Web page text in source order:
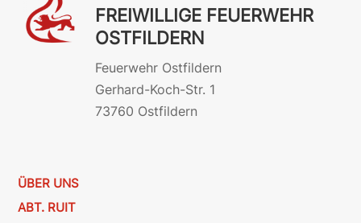
FREIWILLIGE FEUERWEHR
OSTFILDERN
Feuerwehr Ostfildern
Gerhard-Koch-Str. 1
73760 Ostfildern
ÜBER UNS
ABT. RUIT